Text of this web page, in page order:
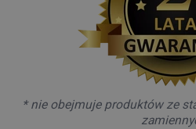
* nie obejmuje produktów ze